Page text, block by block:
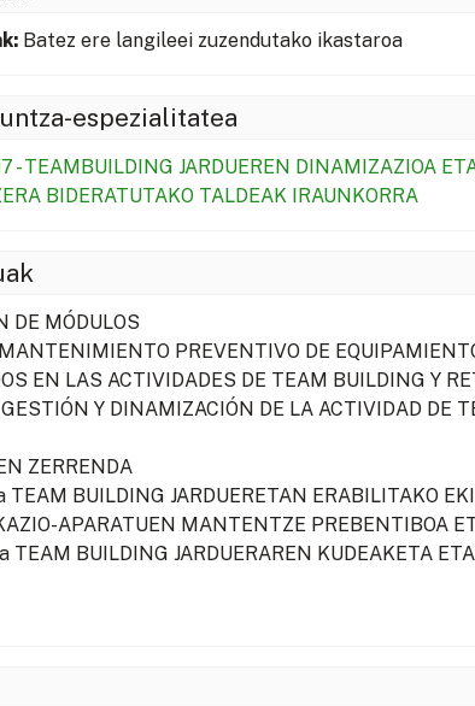
Batez ere langileei zuzendutako ikastaroa
espezialitatea
- TEAMBUILDING JARDUEREN DINAMIZAZIOA
BIDERATUTAKO TALDEAK IRAUNKORRA
DE MÓDULOS
PREVENTIVO DE
EN LAS ACTIVIDADES DE TEAM BUILDING Y
Y DINAMIZACIÓN DE LA ACTIVIDAD DE
ZERRENDA
TEAM BUILDING JARDUERETAN ERABILITAKO
APARATUEN MANTENTZE PREBENTIBOA
TEAM BUILDING JARDUERAREN KUDEAKETA